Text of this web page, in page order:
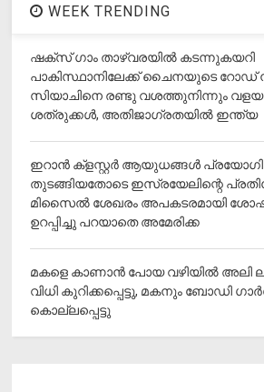
WEEK TRENDING
ഷക്സ് ​ഗാം താഴ്‌വരയിൽ കടന്നുകയറി
പാകിസ്ഥാനിലേക്ക് ചൈനയുടെ റോഡ്
സിയാചിനെ രണ്ടു വശത്തുനിന്നും
ശത്രുക്കൾ, അതിജാ​ഗ്രതയിൽ ഇന്ത്യ
ഇറാന്‍ ക്‌ളസ്റ്റര്‍ ആയുധങ്ങള്‍
തുടങ്ങിയതോടെ ഇസ്രയേലിന്റെ
മിസൈല്‍ ശേഖരം അപകടരമായി
ഉറപ്പിച്ചു പറയാതെ അമേരിക്ക
മകളെ കാണാന്‍ പോയ വഴിയില്‍ അലി
വിധി കുറിക്കപ്പെട്ടു, മകനും ബോഡി
കൊല്ലപ്പെട്ടു